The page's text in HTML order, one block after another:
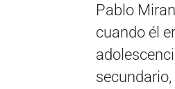
Pablo
cuando él